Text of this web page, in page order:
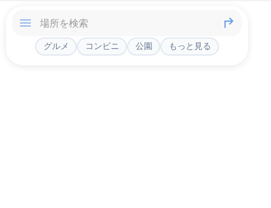
グルメ コンビニ 公園 もっと見る